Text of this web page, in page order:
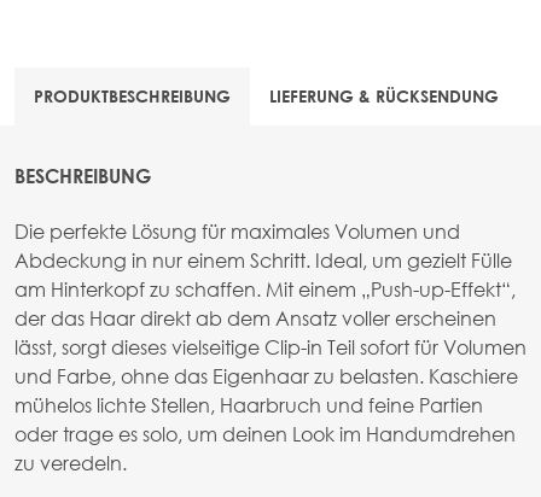
PRODUKTBESCHREIBUNG LIEFERUNG & RÜCKSENDUNG
BESCHREIBUNG
Die perfekte Lösung für maximales Volumen und
Abdeckung in nur einem Schritt. Ideal, um gezielt Fülle
am Hinterkopf zu schaffen. Mit einem „Push-up-Effekt“,
der das Haar direkt ab dem Ansatz voller erscheinen
lässt, sorgt dieses vielseitige Clip-in Teil sofort für Volumen
und Farbe, ohne das Eigenhaar zu belasten. Kaschiere
mühelos lichte Stellen, Haarbruch und feine Partien
oder trage es solo, um deinen Look im Handumdrehen
zu veredeln.